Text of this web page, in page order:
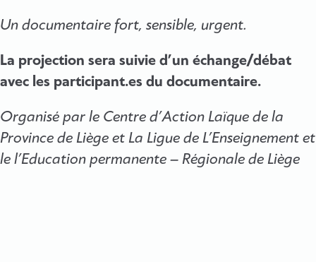
Un documentaire fort, sensible, urgent.
La projection sera suivie d’un échange/débat
avec les participant.es du documentaire.
Organisé par le Centre d’Action Laïque de la
Province de Liège et La Ligue de L’Enseignement et
le l’Education permanente – Régionale de Liège